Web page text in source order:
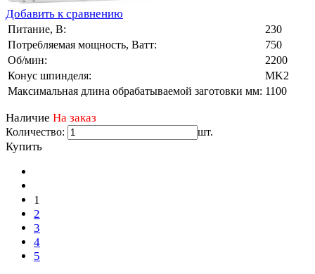
Добавить к сравнению
Питание, В:
230
Потребляемая мощность, Ватт:
750
Об/мин:
2200
Конус шпинделя:
MK2
Максимальная длина обрабатываемой заготовки мм: 1100
Наличие На заказ
Количество: шт.
Купить
1
2
3
4
5